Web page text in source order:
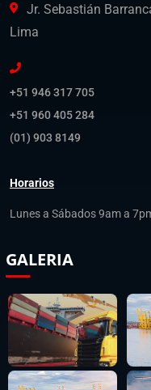
Jr. Sebastián
Lima
+51 946 317 705
+51 960 405 284
(01) 903 8149
Horarios
Lunes a Sábados 9am a
GALERIA